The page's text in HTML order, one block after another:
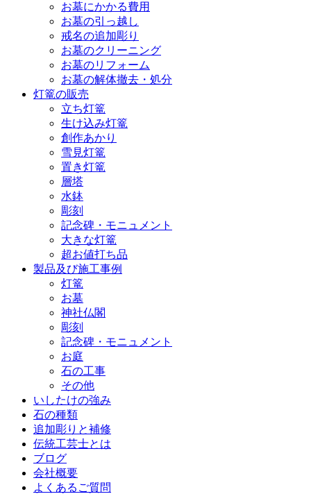
お墓にかかる費用
お墓の引っ越し
戒名の追加彫り
お墓のクリーニング
お墓のリフォーム
お墓の解体撤去・処分
灯篭の販売
立ち灯篭
生け込み灯篭
創作あかり
雪見灯篭
置き灯篭
層塔
水鉢
彫刻
記念碑・モニュメント
大きな灯篭
超お値打ち品
製品及び施工事例
灯篭
お墓
神社仏閣
彫刻
記念碑・モニュメント
お庭
石の工事
その他
いしたけの強み
石の種類
追加彫りと補修
伝統工芸士とは
ブログ
会社概要
よくあるご質問